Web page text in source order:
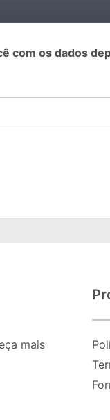
com os dados
mais